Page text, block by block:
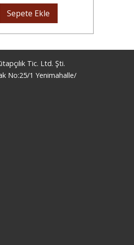
Sepete Ekle
Tic. Ltd. Şti.
No:25/1 Yenimahalle/